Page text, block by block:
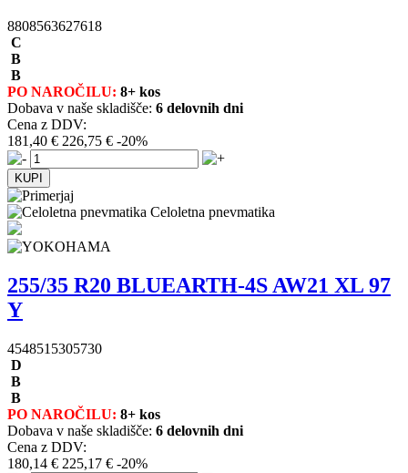
8808563627618
C
B
B
PO NAROČILU: 8+ kos
Dobava v naše skladišče: 6 delovnih dni
Cena z DDV:
181,40 € 226,75 € -20%
Celoletna pnevmatika
255/35 R20 BLUEARTH-4S AW21 XL 97
Y
4548515305730
D
B
B
PO NAROČILU: 8+ kos
Dobava v naše skladišče: 6 delovnih dni
Cena z DDV:
180,14 € 225,17 € -20%